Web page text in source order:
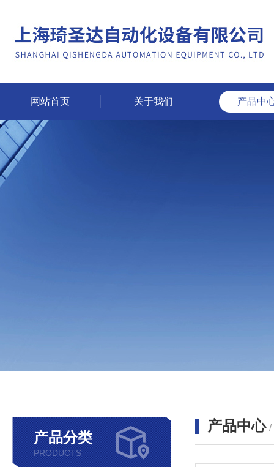
网站首页 关于我们 产品中
产品分类
PRODUCTS
产品中心 /